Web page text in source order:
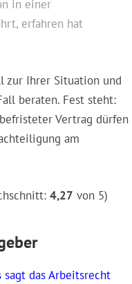
in einer
erfahren hat
zur Ihrer Situation und
beraten. Fest steht:
Vertrag dürfen
am
4,27 von 5)
das Arbeitsrecht